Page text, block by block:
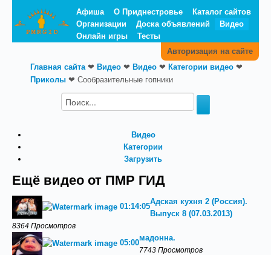
Афиша О Приднестровье
Каталог сайтов
Организации
Доска объявлений
Видео
Онлайн игры
Тесты
Авторизация на сайте
Главная сайта❤ Видео ❤ Видео ❤ Категории видео ❤
Приколы ❤ Сообразительные гопники
Видео
Категории
Загрузить
Ещё видео от ПМР ГИД
01:14:05
Адская кухня 2 (Россия).
Выпуск 8 (07.03.2013)
8364 Просмотров
05:00
мадонна.
7743 Просмотров